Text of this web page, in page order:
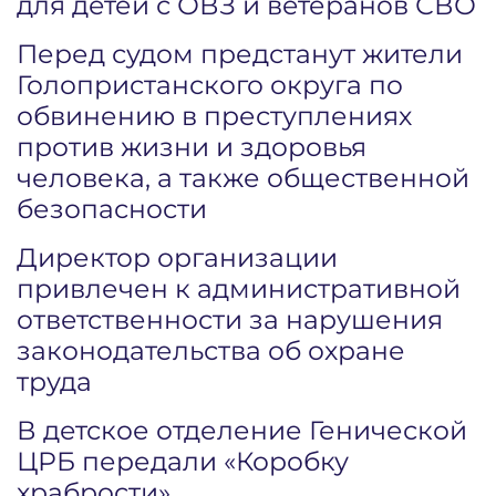
Перед судом предстанут жители
Голопристанского округа по
обвинению в преступлениях
против жизни и здоровья
человека, а также общественной
безопасности
Директор организации
привлечен к административной
ответственности за нарушения
законодательства об охране
труда
В детское отделение Генической
ЦРБ передали «Коробку